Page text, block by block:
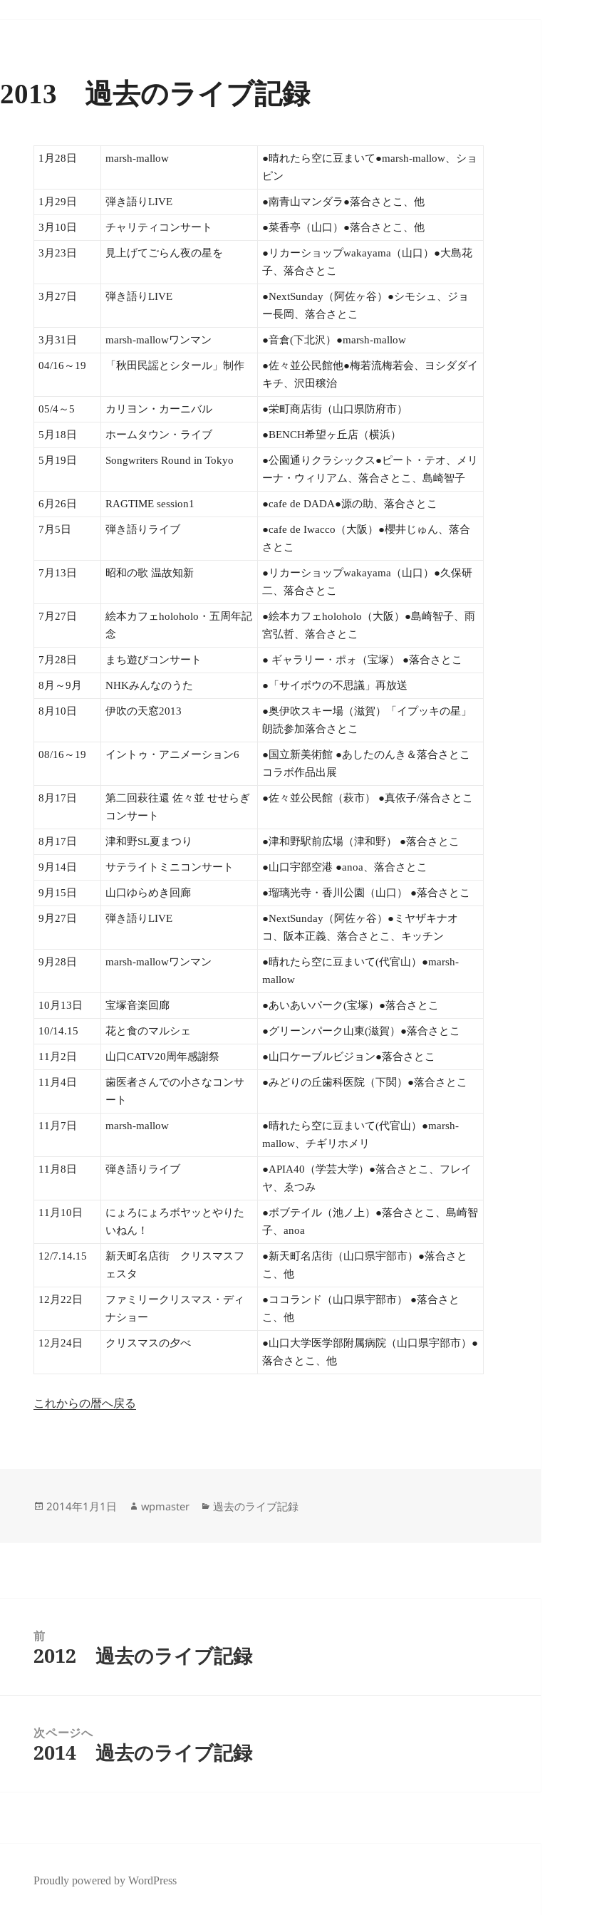
2013 過去のライブ記録
1月28日 marsh-mallow
●晴れたら空に豆まいて●marsh-mallow、ショ
ピン
1月29日 弾き語りLIVE ●南青山マンダラ●落合さとこ、他
3月10日 チャリティコンサート ●菜香亭（山口）●落合さとこ、他
3月23日 見上げてごらん夜の星を
●リカーショップwakayama（山口）●大島花
子、落合さとこ
3月27日 弾き語りLIVE
●NextSunday（阿佐ヶ谷）●シモシュ、ジョ
ー長岡、落合さとこ
3月31日 marsh-mallowワンマン ●音倉(下北沢）●marsh-mallow
04/16～19 「秋田民謡とシタール」制作
●佐々並公民館他●梅若流梅若会、ヨシダダイ
キチ、沢田穣治
05/4～5 カリヨン・カーニバル ●栄町商店街（山口県防府市）
5月18日 ホームタウン・ライブ ●BENCH希望ヶ丘店（横浜）
5月19日 Songwriters Round in Tokyo
●公園通りクラシックス●ピート・テオ、メリ
ーナ・ウィリアム、落合さとこ、島崎智子
6月26日 RAGTIME session1 ●cafe de DADA●源の助、落合さとこ
7月5日 弾き語りライブ
●cafe de Iwacco（大阪）●櫻井じゅん、落合
さとこ
7月13日 昭和の歌 温故知新
●リカーショップwakayama（山口）●久保研
二、落合さとこ
7月27日
絵本カフェholoholo・五周年記
念
●絵本カフェholoholo（大阪）●島崎智子、雨
宮弘哲、落合さとこ
7月28日 まち遊びコンサート ● ギャラリー・ポォ（宝塚） ●落合さとこ
8月～9月 NHKみんなのうた ●「サイボウの不思議」再放送
8月10日 伊吹の天窓2013
●奥伊吹スキー場（滋賀）「イプッキの星」
朗読参加落合さとこ
08/16～19 イントゥ・アニメーション6
●国立新美術館 ●あしたのんき＆落合さとこ
コラボ作品出展
8月17日
第二回萩往還 佐々並 せせらぎ
コンサート
●佐々並公民館（萩市） ●真依子/落合さとこ
8月17日 津和野SL夏まつり ●津和野駅前広場（津和野） ●落合さとこ
9月14日 サテライトミニコンサート ●山口宇部空港 ●anoa、落合さとこ
9月15日 山口ゆらめき回廊 ●瑠璃光寺・香川公園（山口） ●落合さとこ
9月27日 弾き語りLIVE
●NextSunday（阿佐ヶ谷）●ミヤザキナオ
コ、阪本正義、落合さとこ、キッチン
9月28日 marsh-mallowワンマン
●晴れたら空に豆まいて(代官山）●marsh-
mallow
10月13日 宝塚音楽回廊 ●あいあいパーク(宝塚）●落合さとこ
10/14.15 花と食のマルシェ ●グリーンパーク山東(滋賀）●落合さとこ
11月2日 山口CATV20周年感謝祭 ●山口ケーブルビジョン●落合さとこ
11月4日
歯医者さんでの小さなコンサ
ート
●みどりの丘歯科医院（下関）●落合さとこ
11月7日 marsh-mallow
●晴れたら空に豆まいて(代官山）●marsh-
mallow、チギリホメリ
11月8日 弾き語りライブ
●APIA40（学芸大学）●落合さとこ、フレイ
ヤ、ゑつみ
11月10日
にょろにょろボヤッとやりた
いねん！
●ボブテイル（池ノ上）●落合さとこ、島崎智
子、anoa
12/7.14.15
新天町名店街 クリスマスフ
ェスタ
●新天町名店街（山口県宇部市）●落合さと
こ、他
12月22日
ファミリークリスマス・ディ
ナショー
●ココランド（山口県宇部市） ●落合さと
こ、他
12月24日 クリスマスの夕べ
●山口大学医学部附属病院（山口県宇部市）●
落合さとこ、他
これからの暦へ戻る
投
2014年1月1日
作
wpmaster
カ
過去のライブ記録
前
前
2012 過去のライブ記録
次ページへ
次
2014 過去のライブ記録
Proudly powered by WordPress